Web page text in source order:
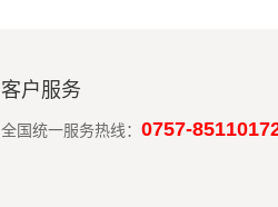
客户服务
全国统一服务热线： 0757-